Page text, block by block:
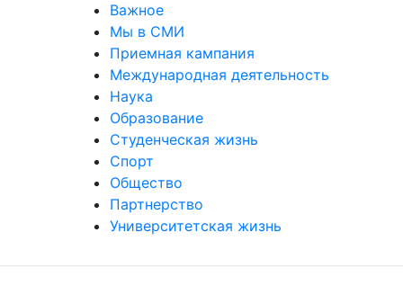
Важное
Мы в СМИ
Приемная кампания
Международная деятельность
Наука
Образование
Студенческая жизнь
Спорт
Общество
Партнерство
Университетская жизнь